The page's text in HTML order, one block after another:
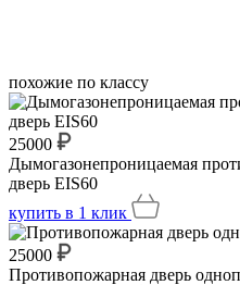
похожие по классу
25000
Дымогазонепроницаемая
дверь EIS60
купить в 1 клик
25000
Противопожарная дверь